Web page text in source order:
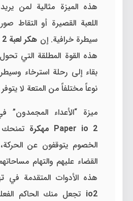
هذه الميزة مثالية لمن
اللعبة القصيرة أو التقاط
سيطرة خرافية. إن هكر لعبة Paper io 2
هذه القوة المطلقة التي
بقاء إلى رحلة استرخاء
نوعاً مختلفاً من المتعة لا
ميزة “الأعداء
Paper io 2 مهكرة
الخصوم يتوقفون عن
القضاء عليهم والتهام
هذه الأدوات المتقدمة في
io2 تجعل منك الحاكم